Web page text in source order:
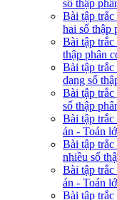
số thập
Bài tập trắc
hai số thập
Bài tập
thập phân
Bài tập
dạng số
Bài tập
số thập
Bài tập trắc
án - Toán
Bài tập trắc
nhiều số
Bài tập trắc
án - Toán
Bài tập